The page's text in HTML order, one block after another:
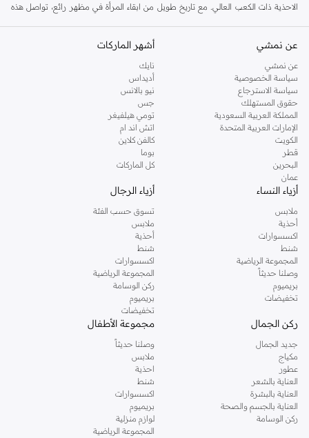
الاحذية ذات الكعب العالي. مع تاريخ طويل من ابقاء المرأة في مظهر رائع، تواصل هذه
كنت تقومين بتجديد خزانة ملابسك الملائمة للعمل، البحث عن فستان مثالي للحفلات او
اليه.
تسوقي دوروثي بيركنز اون لاين مسقط
تسوقي دوروثي بيركنز اون لاين من نمشي واستمتعي باكثر من الف ستايل من مجموعة
دوروثي بيركنز الشهيرة. تصفحي المجموعة كاملة في متجر دوروثي بيركنز اون لاين او
استخدمي القائمة لتحديد تجربة تسوق دوروثي بيركنز اون لاين. خدمة التوصيل السريعة
والدعم الاستثنائي يضمن لك تجربة تسوق ممتعة دائما مع نمشي.
عن نمشي
عن نمشي
سياسة الخصوصية
سياسة الاسترجاع
حقوق المستهلك
المملكة العربية السعودية
الإمارات العربية المتحدة
الكويت
قطر
البحرين
عمان
أشهر الماركات
نايك
أديداس
نيو بالانس
جس
تومي هيلفيغر
اتش اند ام
كالفن كلاين
بوما
كل الماركات
أزياء النساء
ملابس
أحذية
اكسسوارات
شنط
المجموعة الرياضية
وصلنا حديثاً
بريميوم
تخفيضات
أزياء الرجال
تسوق حسب الفئة
ملابس
أحذية
شنط
اكسسوارات
المجموعة الرياضية
ركن الوسامة
بريميوم
تخفيضات
ركن الجمال
جديد الجمال
مكياج
عطور
العناية بالشعر
العناية بالبشرة
العناية بالجسم والصحة
ركن الوسامة
مجموعة الأطفال
وصلنا حديثاً
ملابس
احذية
شنط
اكسسوارات
بريميوم
لوازم منزلية
المجموعة الرياضية